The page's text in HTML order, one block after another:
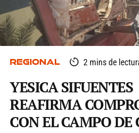
REGIONAL 2 mins de
YESICA SIFUENTES
REAFIRMA
CON EL CAMPO DE